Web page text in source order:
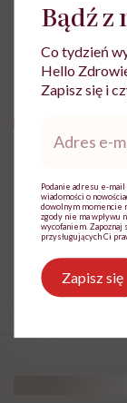
Powiązane
Choroby
Zdrowie
Bądź z
Co tydzień
Hello
Zapisz się i
*
Podanie adresu e-mail
wiadomości o
dowolnym momencie
zgody nie ma wpływu
wycofaniem. Zapoznaj
przysługujących Ci
Zapisz się